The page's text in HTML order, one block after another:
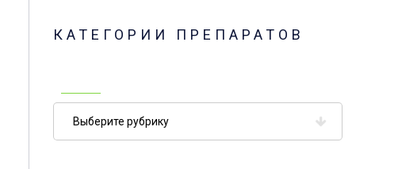
КАТЕГОРИИ ПРЕПАРАТОВ
препаратов